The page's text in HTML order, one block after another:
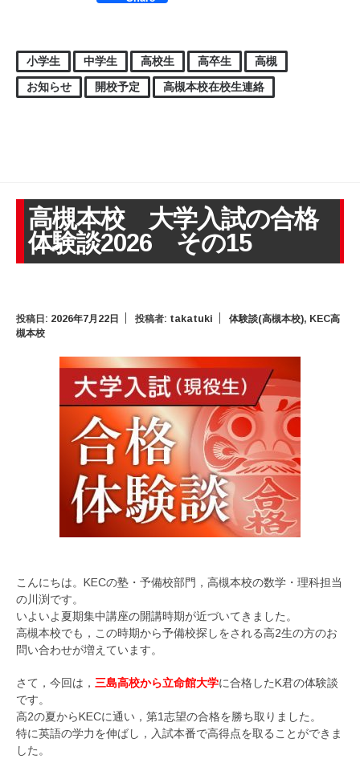
小学生 中学生 高校生 高卒生
高槻
お知らせ
開校予定 高槻本校在校生連絡
高槻本校 大学入試の合格
体験談2026 その15
投稿日: 2026年7月22日 投稿者: takatuki 体験談(高槻本校), KEC高
槻本校
こんにちは。KECの塾・予備校部門，高槻本校の数学・理科担当
の川渕です。
いよいよ夏期集中講座の開講時期が近づいてきました。
高槻本校でも，この時期から予備校探しをされる高2生の方のお
問い合わせが増えています。
さて，今回は， 三島高校から立命館大学に合格したK君の体験談
です。
高2の夏からKECに通い，第1志望の合格を勝ち取りました。
特に英語の学力を伸ばし，入試本番で高得点を取ることができま
した。